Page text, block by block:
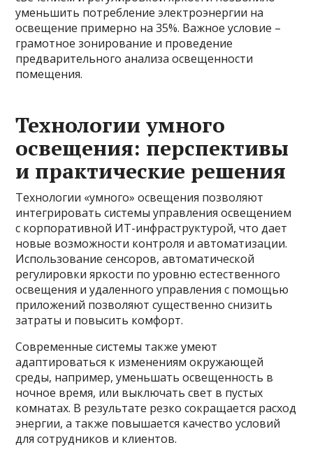
уменьшить потребление электроэнергии на
освещение примерно на 35%. Важное условие –
грамотное зонирование и проведение
предварительного анализа освещенности
помещения.
Технологии умного
освещения: перспективы
и практические решения
Технологии «умного» освещения позволяют
интегрировать системы управления освещением
с корпоративной ИТ-инфраструктурой, что дает
новые возможности контроля и автоматизации.
Использование сенсоров, автоматической
регулировки яркости по уровню естественного
освещения и удаленного управления с помощью
приложений позволяют существенно снизить
затраты и повысить комфорт.
Современные системы также умеют
адаптироваться к изменениям окружающей
среды, например, уменьшать освещенность в
ночное время, или выключать свет в пустых
комнатах. В результате резко сокращается расход
энергии, а также повышается качество условий
для сотрудников и клиентов.